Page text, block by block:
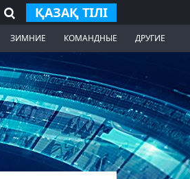
ҚАЗАҚ ТІЛІ
ЗИМНИЕ КОМАНДНЫЕ ДРУГИЕ